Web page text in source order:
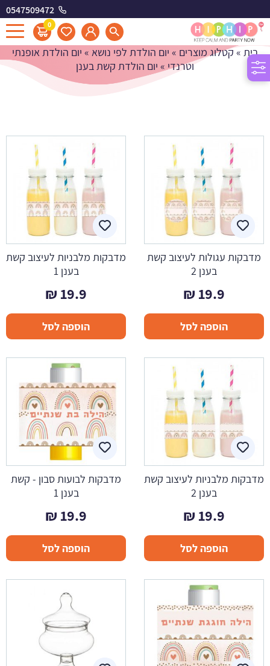
0547509472
0
יום הולדת קשת בענן
בית »קטלוג מוצרים » יום הולדת לפי נושא » יום הולדת אופנתי
וטרנדי » יום הולדת קשת בענן
מדבקות עגולות לעיצוב קשת
בענן 2
19.9
₪
הוספה לסל
מדבקות מלבניות לעיצוב קשת
בענן 1
19.9
₪
הוספה לסל
מדבקות מלבניות לעיצוב קשת
בענן 2
19.9
₪
הוספה לסל
מדבקות לבועות סבון - קשת
בענן 1
19.9
₪
הוספה לסל